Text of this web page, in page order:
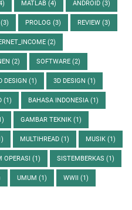
MATLAB (4) ANDROID (3)
(3) PROLOG (3) REVIEW (3)
(2)
(2) SOFTWARE (2)
DESIGN (1) 3D DESIGN (1)
(1) BAHASA INDONESIA (1)
GAMBAR TEKNIK (1)
MULTIHREAD (1) MUSIK (1)
OPERASI (1) SISTEMBERKAS (1)
UMUM (1) WWII (1)